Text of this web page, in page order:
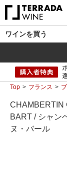
ワインを買う
Top フランス
CHAMBERTIN
BART / シャン
ヌ・バール